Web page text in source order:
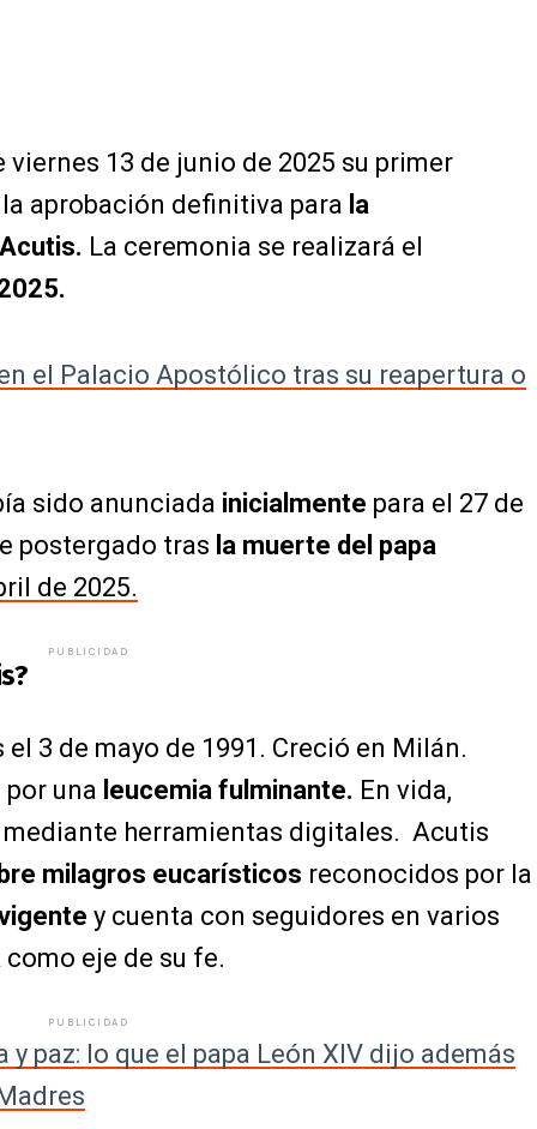
viernes 13 de junio de 2025 su primer
aprobación definitiva para la
La ceremonia se realizará el
el Palacio Apostólico tras su reapertura o
sido anunciada inicialmente para el 27 de
postergado tras la muerte del papa
de 2025.
PUBLICIDAD
3 de mayo de 1991. Creció en Milán.
por una leucemia fulminante. En vida,
herramientas digitales. Acutis
milagros eucarísticos reconocidos por la
y cuenta con seguidores en varios
como eje de su fe.
PUBLICIDAD
y paz: lo que el papa León XIV dijo además